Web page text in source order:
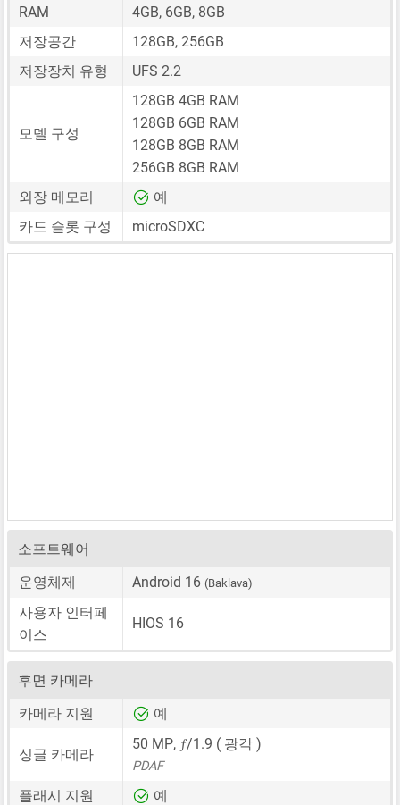
RAM
4GB, 6GB, 8GB
저장공간
128GB, 256GB
저장장치 유형
UFS 2.2
모델 구성
128GB 4GB RAM
128GB 6GB RAM
128GB 8GB RAM
256GB 8GB RAM
외장 메모리
예
카드 슬롯 구성
microSDXC
소프트웨어
운영체제
Android 16 (Baklava)
사용자 인터페
이스
HIOS 16
후면 카메라
카메라 지원
예
싱글 카메라
50 MP, ƒ/1.9 ( 광각 )
PDAF
플래시 지원
예